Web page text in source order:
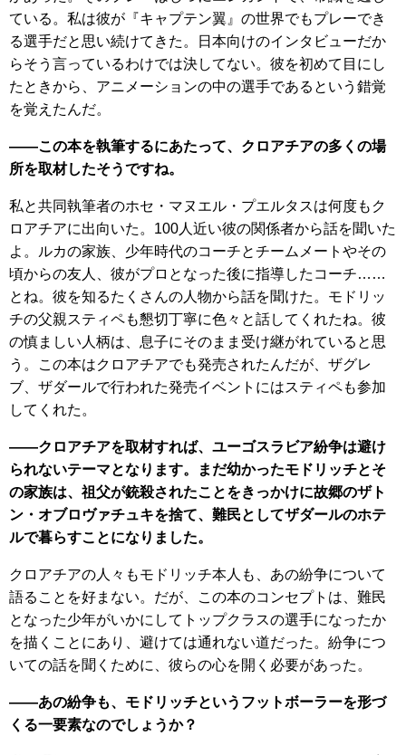
ている。私は彼が『キャプテン翼』の世界でもプレーでき
る選手だと思い続けてきた。日本向けのインタビューだか
らそう言っているわけでは決してない。彼を初めて目にし
たときから、アニメーションの中の選手であるという錯覚
を覚えたんだ。
――この本を執筆するにあたって、クロアチアの多くの場
所を取材したそうですね。
私と共同執筆者のホセ・マヌエル・プエルタスは何度もク
ロアチアに出向いた。100人近い彼の関係者から話を聞いた
よ。ルカの家族、少年時代のコーチとチームメートやその
頃からの友人、彼がプロとなった後に指導したコーチ……
とね。彼を知るたくさんの人物から話を聞けた。モドリッ
チの父親スティペも懇切丁寧に色々と話してくれたね。彼
の慎ましい人柄は、息子にそのまま受け継がれていると思
う。この本はクロアチアでも発売されたんだが、ザグレ
ブ、ザダールで行われた発売イベントにはスティペも参加
してくれた。
――クロアチアを取材すれば、ユーゴスラビア紛争は避け
られないテーマとなります。まだ幼かったモドリッチとそ
の家族は、祖父が銃殺されたことをきっかけに故郷のザト
ン・オブロヴァチュキを捨て、難民としてザダールのホテ
ルで暮らすことになりました。
クロアチアの人々もモドリッチ本人も、あの紛争について
語ることを好まない。だが、この本のコンセプトは、難民
となった少年がいかにしてトップクラスの選手になったか
を描くことにあり、避けては通れない道だった。紛争につ
いての話を聞くために、彼らの心を開く必要があった。
――あの紛争も、モドリッチというフットボーラーを形づ
くる一要素なのでしょうか？